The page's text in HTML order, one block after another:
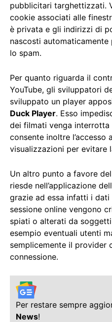
pubblicitari targhettizzati.
cookie associati alle
è privata e gli indirizzi di
nascosti
lo spam.
Per quanto riguarda il
YouTube, gli sviluppatori
sviluppato un player
Duck Player. Esso
dei filmati venga
consente inoltre l’accesso
visualizzazioni per evitare
Un altro punto a favore
riesde nell’applicazione
grazie ad essa infatti i
sessione online vengono
spiati o alterati da
esempio eventuali utenti
semplicemente il provider
connessione.
Per restare sempre
News!